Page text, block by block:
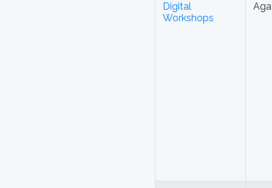
Digital
Workshops